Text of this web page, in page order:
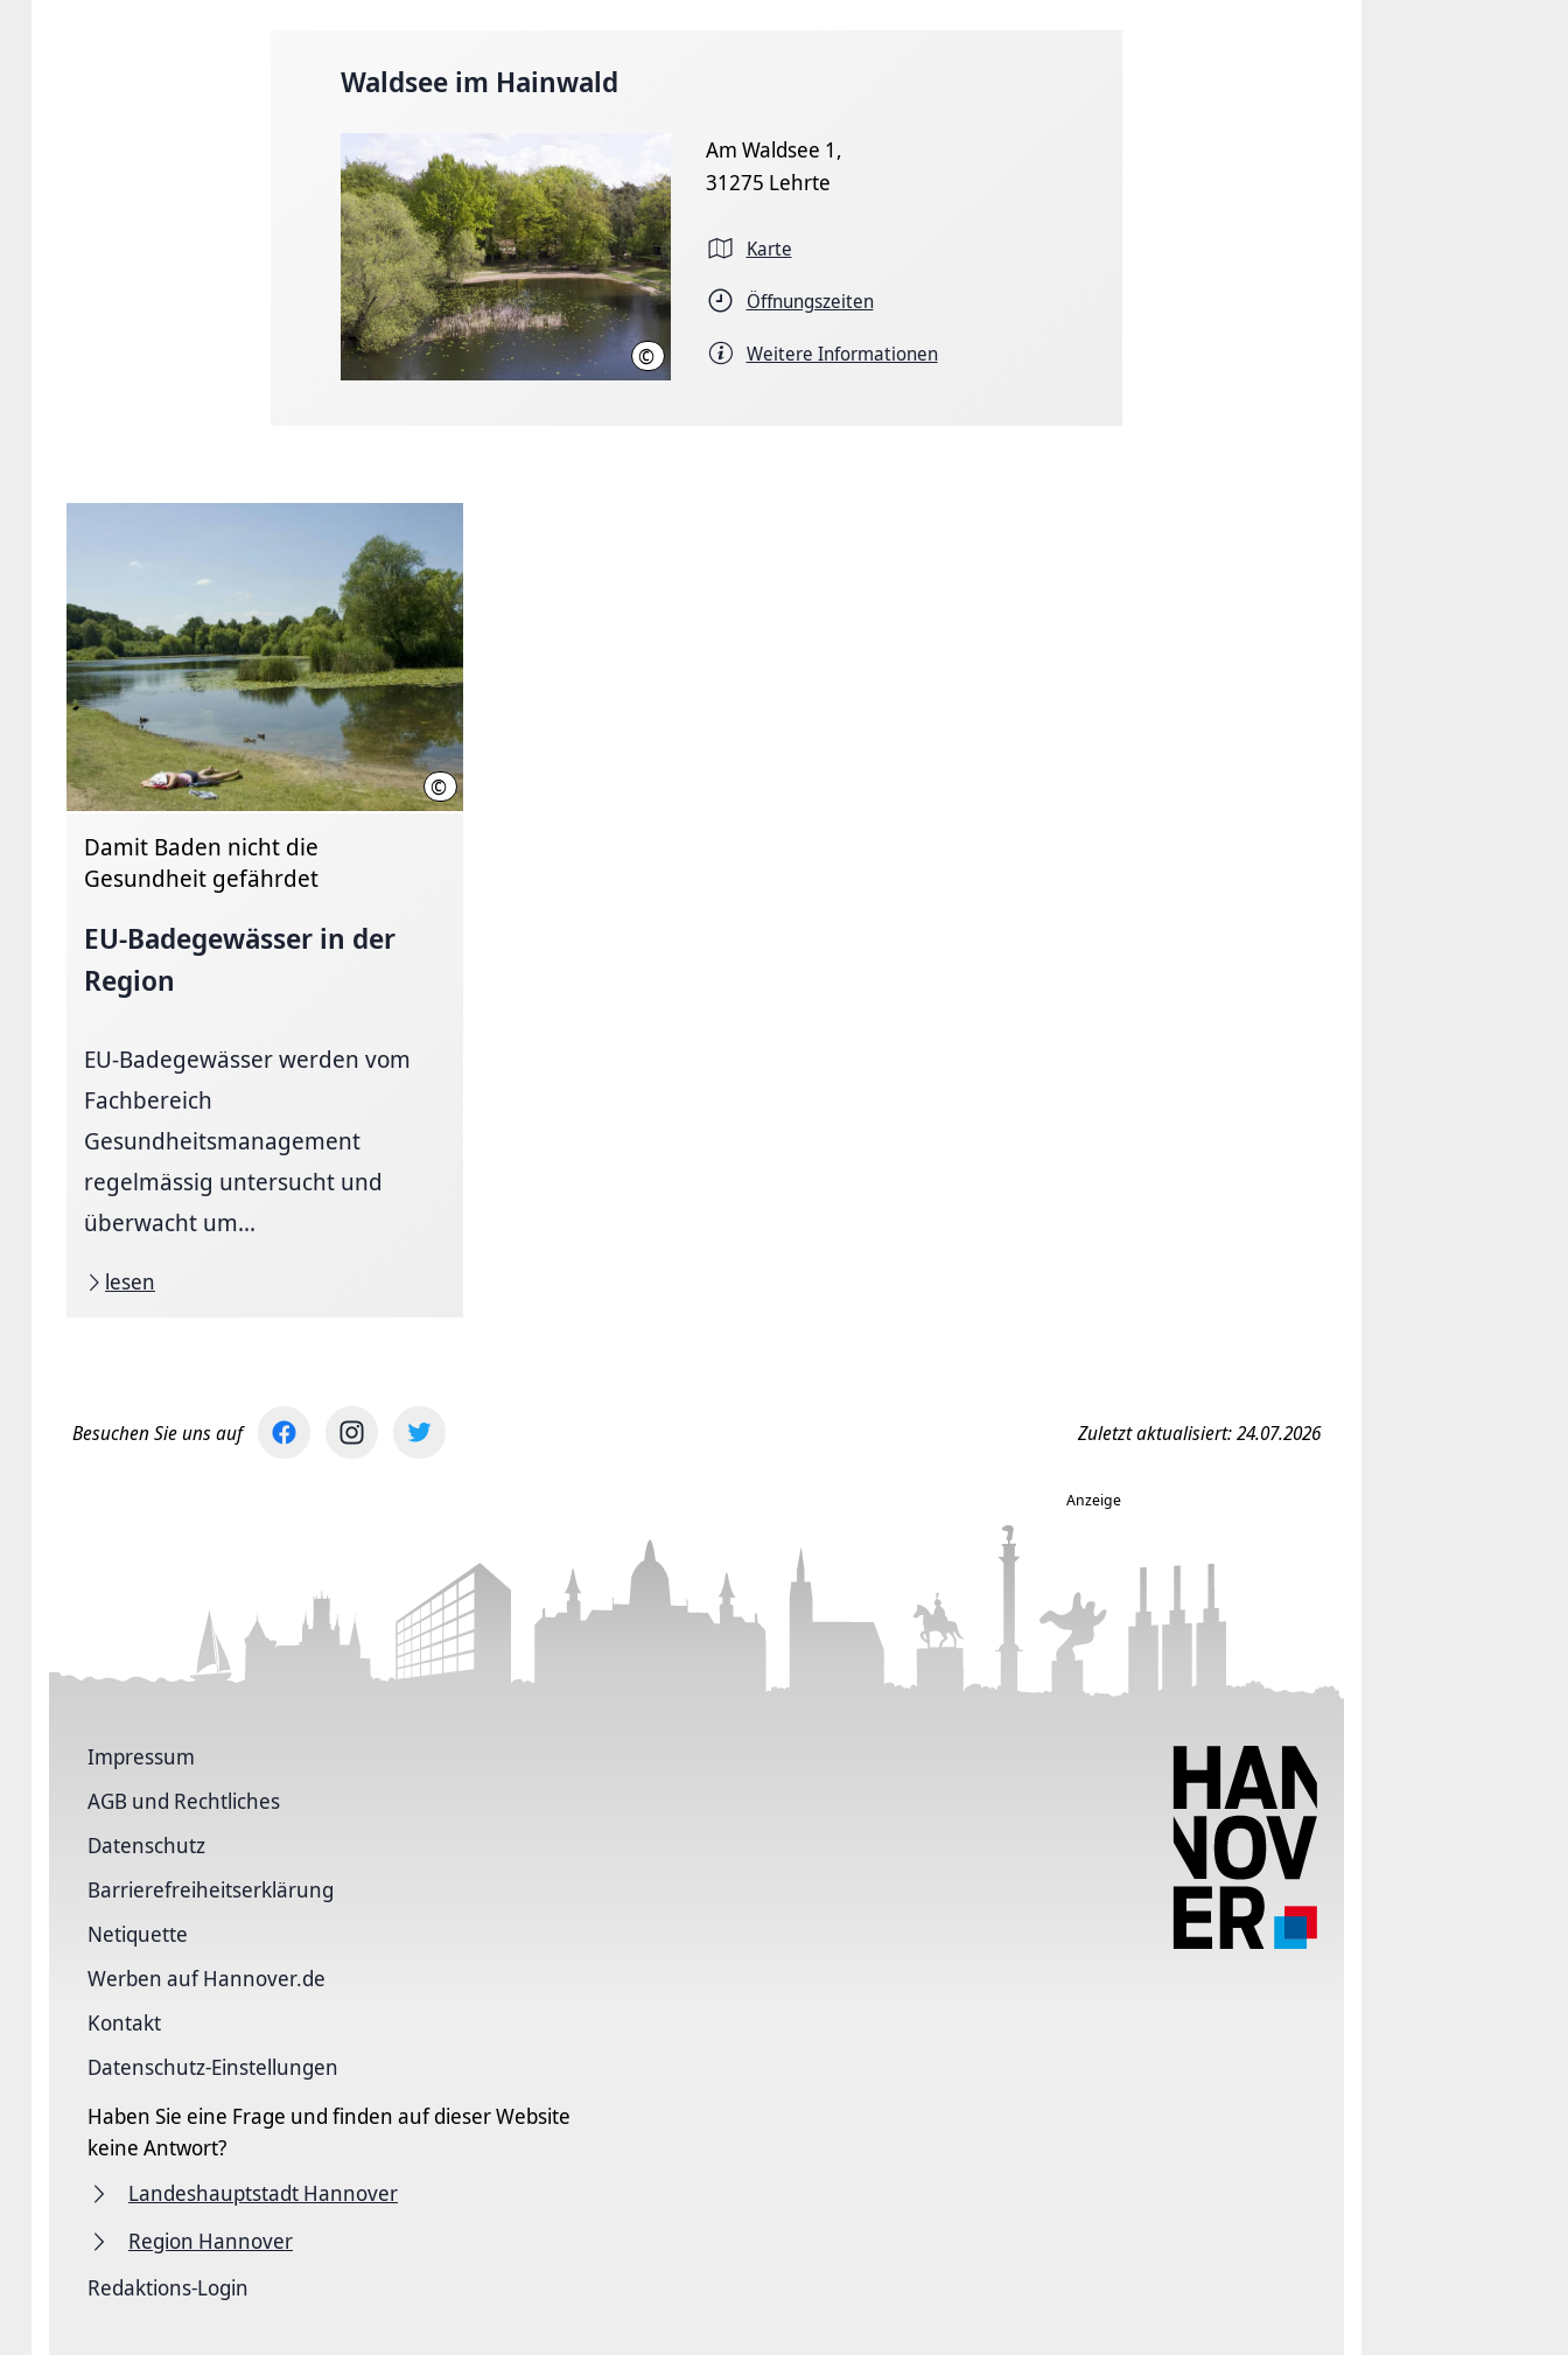
Waldsee im Hainwald
© Claus Kirsch, Region Hannover
Am Waldsee 1,
31275 Lehrte
Karte
Öffnungszeiten
Weitere Informationen
© Claus Kirsch, Region Hannover
Damit Baden nicht die
Gesundheit gefährdet
EU-Badegewässer in der
Region
EU-Badegewässer werden vom
Fachbereich
Gesundheitsmanagement
regelmässig untersucht und
überwacht um...
lesen
Besuchen Sie uns auf Zuletzt aktualisiert: 24.07.2026
Anzeige
Impressum
AGB und Rechtliches
Datenschutz
Barriere­freiheits­erklärung
Netiquette
Werben auf Hannover.de
Kontakt
Datenschutz-Einstellungen
Haben Sie eine Frage und finden auf dieser Website
keine Antwort?
Landeshauptstadt Hannover
Region Hannover
Redaktions-Login